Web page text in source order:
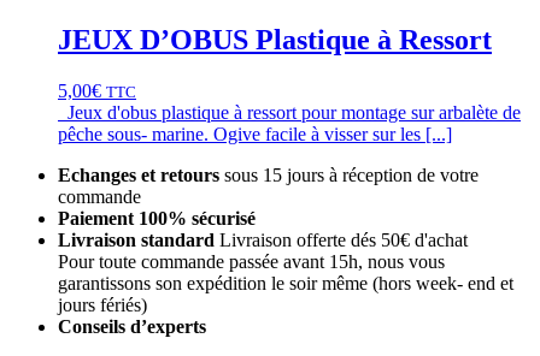
JEUX D’OBUS Plastique à Ressort
5,00€ TTC
Jeux d'obus plastique à ressort pour montage sur arbalète de
pêche sous- marine. Ogive facile à visser sur les [...]
Echanges et retours sous 15 jours à réception de votre
commande
Paiement 100% sécurisé
Livraison standard Livraison offerte dés 50€ d'achat
Pour toute commande passée avant 15h, nous vous
garantissons son expédition le soir même (hors week- end et
jours fériés)
Conseils d’experts